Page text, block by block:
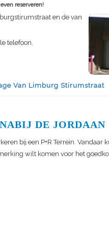
reserveren!
en de van
telefoon.
Van Limburg Stirumstraat
DE JORDAAN
bij een P+R Terrein. Vandaar
wilt komen voor het